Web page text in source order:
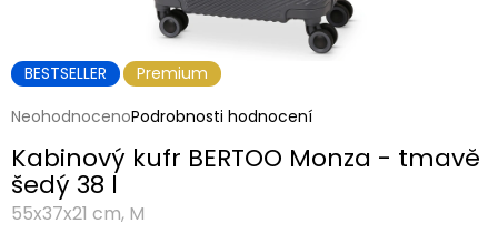
BESTSELLER
Premium
Průměrné
produktu
je
0,0
z
NeohodnocenoPodrobnosti hodnocení
Kabinový kufr BERTOO Monza - tmavě
šedý 38 l
55x37x21 cm, M